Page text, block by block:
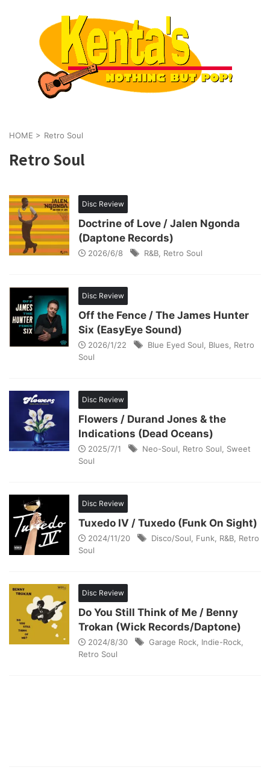
HOME > Retro Soul
Retro Soul
Disc Review
Doctrine of Love / Jalen Ngonda
(Daptone Records)
2026/6/8 R&B Retro Soul
Disc Review
Off the Fence / The James Hunter
Six (EasyEye Sound)
2026/1/22 Blue Eyed Soul Blues
Retro
Soul
Disc Review
Flowers / Durand Jones & the
Indications (Dead Oceans)
2025/7/1 Neo-Soul Retro Soul
Sweet
Soul
Disc Review
Tuxedo IV / Tuxedo (Funk On Sight)
2024/11/20 Disco/Soul Funk R&B Retro
Soul
Disc Review
Do You Still Think of Me / Benny
Trokan (Wick Records/Daptone)
2024/8/30 Garage Rock Indie-Rock
Retro Soul